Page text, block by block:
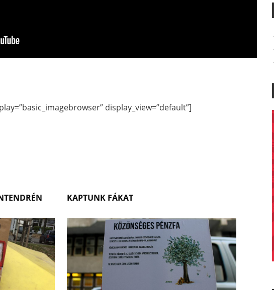
display_view=”default”]
KAPTUNK FÁKAT